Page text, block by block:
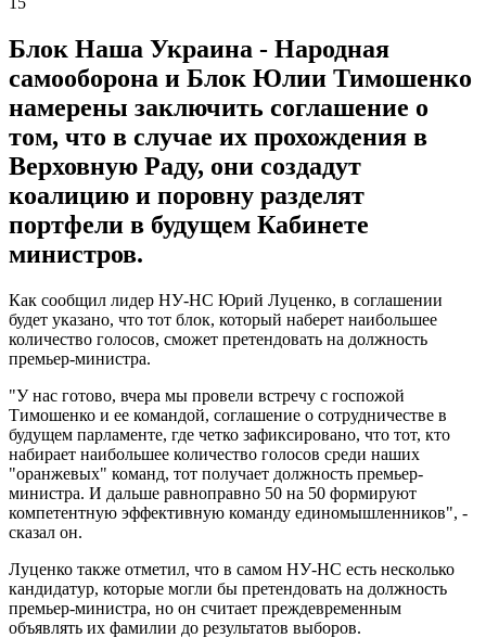
Блок Наша Украина - Народная
самооборона и Блок Юлии Тимошенко
намерены заключить соглашение о
том, что в случае их прохождения в
Верховную Раду, они создадут
коалицию и поровну разделят
портфели в будущем Кабинете
министров.
Как сообщил лидер НУ-НС Юрий Луценко, в соглашении
будет указано, что тот блок, который наберет наибольшее
количество голосов, сможет претендовать на должность
премьер-министра.
"У нас готово, вчера мы провели встречу с госпожой
Тимошенко и ее командой, соглашение о сотрудничестве в
будущем парламенте, где четко зафиксировано, что тот, кто
набирает наибольшее количество голосов среди наших
"оранжевых" команд, тот получает должность премьер-
министра. И дальше равноправно 50 на 50 формируют
компетентную эффективную команду единомышленников", -
сказал он.
Луценко также отметил, что в самом НУ-НС есть несколько
кандидатур, которые могли бы претендовать на должность
премьер-министра, но он считает преждевременным
объявлять их фамилии до результатов выборов.